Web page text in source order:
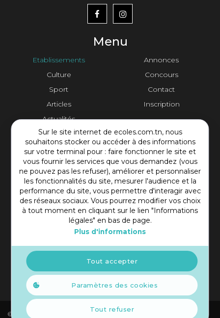
Sur le site internet de ecoles.com.tn, nous
souhaitons stocker ou accéder à des informations
sur votre terminal pour : faire fonctionner le site et
vous fournir les services que vous demandez (vous
ne pouvez pas les refuser), améliorer et personnaliser
les fonctionnalités du site, mesurer l'audience et la
performance du site, vous permettre d'interagir avec
des réseaux sociaux. Vous pourrez modifier vos choix
à tout moment en cliquant sur le lien "Informations
légales" en bas de page.
Plus d'informations
Paramètres des cookies
Tout refuser
Tout accepter
Menu
Etablissements
Culture
Sport
Articles
Actualités
menu
footer2
Annonces
Concours
Contact
Inscription
Contact Plateforme
Rue Mohamed Shim, Rbat Monastir 5000 Tunisie
+216 97 50 60 54
contact@ecoles.com.tn
© 2021 Copyright Ecoles. Tous droits réservés.